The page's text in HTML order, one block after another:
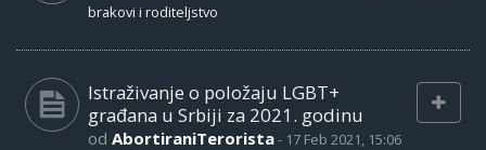
brakovi i roditeljstvo
Istraživanje o položaju LGBT+
građana u Srbiji za 2021. godinu
od AbortiraniTerorista- 17 Feb 2021, 15:06